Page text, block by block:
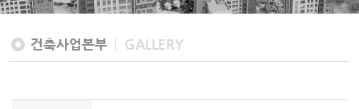
건축사업본부 GALLERY